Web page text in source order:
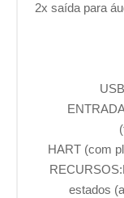
2x saída para
HART (com
estados